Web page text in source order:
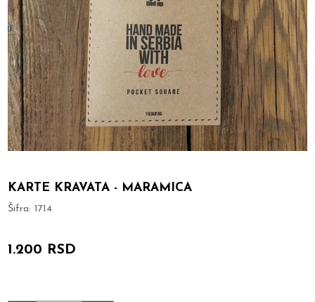
KARTE KRAVATA - MARAMICA
Šifra:1714
1.200 RSD